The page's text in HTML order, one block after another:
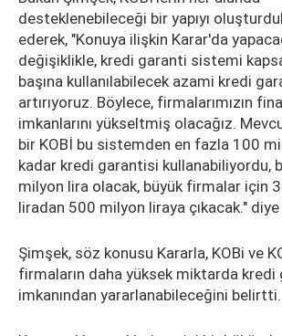
desteklenebileceği bir yapıyı
ederek, "Konuya ilişkin Karar'da
değişiklikle, kredi garanti sistemi
başına kullanılabilecek azami kredi
artırıyoruz. Böylece, firmalarımızın
imkanlarını yükseltmiş olacağız.
bir KOBİ bu sistemden en fazla 100
kadar kredi garantisi kullanabiliyordu,
milyon lira olacak, büyük firmalar için
liradan 500 milyon liraya çıkacak."
Şimşek, söz konusu Kararla, KOBi ve
firmaların daha yüksek miktarda kredi
imkanından yararlanabileceğini belirtti.